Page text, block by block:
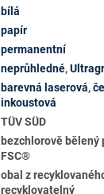
bílá
papír
permanentní
neprůhledné,
barevná laserová,
inkoustová
TÜV SÜD
bezchlorově
FSC®
obal z
recyklovatelný